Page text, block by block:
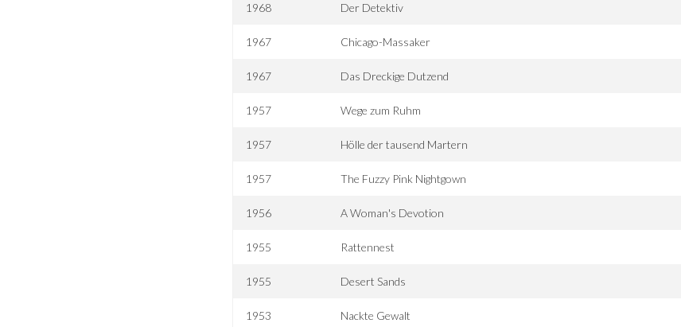
1968 Der Detektiv
1967 Chicago-Massaker
1967 Das Dreckige Dutzend
1957 Wege zum Ruhm
1957 Hölle der tausend Martern
1957 The Fuzzy Pink Nightgown
1956 A Woman's Devotion
1955 Rattennest
1955 Desert Sands
1953 Nackte Gewalt